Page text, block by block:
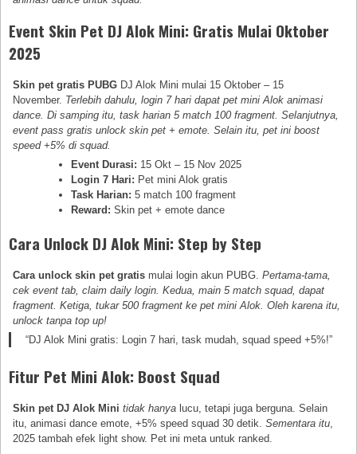
Event Skin Pet DJ Alok Mini: Gratis Mulai Oktober
2025
Skin pet gratis PUBG DJ Alok Mini mulai 15 Oktober – 15
November. Terlebih dahulu, login 7 hari dapat pet mini Alok animasi
dance. Di samping itu, task harian 5 match 100 fragment. Selanjutnya,
event pass gratis unlock skin pet + emote. Selain itu, pet ini boost
speed +5% di squad.
Event Durasi: 15 Okt – 15 Nov 2025
Login 7 Hari: Pet mini Alok gratis
Task Harian: 5 match 100 fragment
Reward: Skin pet + emote dance
Cara Unlock DJ Alok Mini: Step by Step
Cara unlock skin pet gratis mulai login akun PUBG.Pertama-tama,
cek event tab, claim daily login. Kedua, main 5 match squad, dapat
fragment. Ketiga, tukar 500 fragment ke pet mini Alok. Oleh karena itu,
unlock tanpa top up!
“DJ Alok Mini gratis: Login 7 hari, task mudah, squad speed +5%!”
Fitur Pet Mini Alok: Boost Squad
Skin pet DJ Alok Mini tidak hanya lucu, tetapi juga berguna. Selain
itu, animasi dance emote, +5% speed squad 30 detik.Sementara itu
2025 tambah efek light show. Pet ini meta untuk ranked.